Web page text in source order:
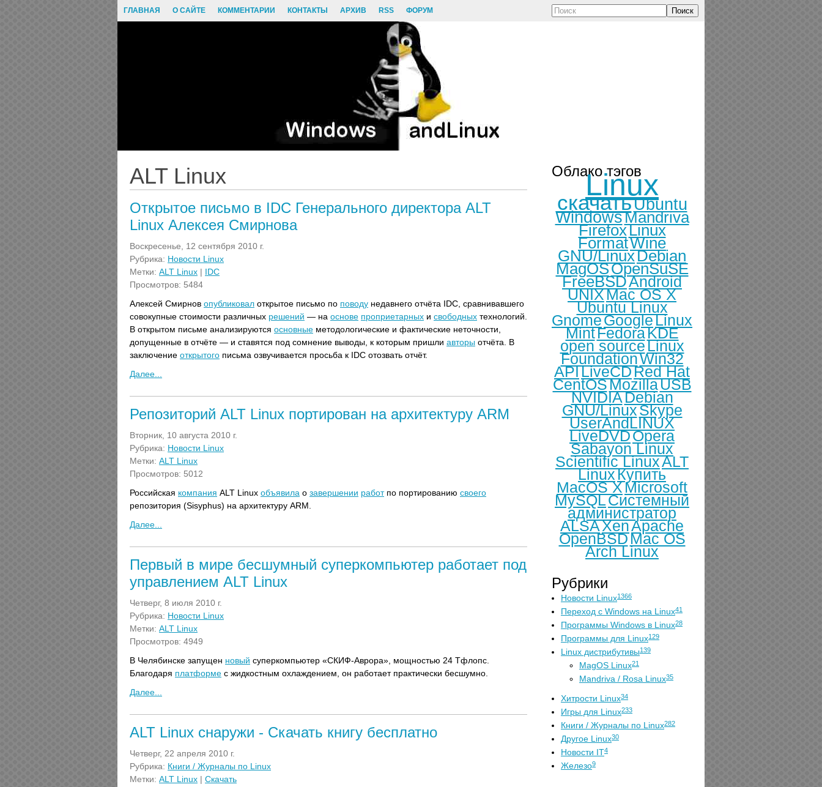
ГЛАВНАЯ О САЙТЕ КОММЕНТАРИИ КОНТАКТЫ АРХИВ RSS ФОРУМ Поиск
ALT Linux
Открытое письмо в IDC Генерального директора ALT
Linux Алексея Смирнова
Воскресенье, 12 сентября 2010 г.
Рубрика: Новости Linux
Метки: ALT Linux | IDC
Просмотров: 5484
Алексей Смирнов опубликовал открытое письмо по поводу недавнего отчёта IDC, сравнивавшего
совокупные стоимости различных решений — на основе проприетарных и свободных технологий.
В открытом письме анализируются основные методологические и фактические неточности,
допущенные в отчёте — и ставятся под сомнение выводы, к которым пришли авторы отчёта. В
заключение открытого письма озвучивается просьба к IDC отозвать отчёт.
Далее...
Репозиторий ALT Linux портирован на архитектуру ARM
Вторник, 10 августа 2010 г.
Рубрика: Новости Linux
Метки: ALT Linux
Просмотров: 5012
Российская компания ALT Linux объявила о завершении работпо портированию своего
репозитория (Sisyphus) на архитектуру ARM.
Далее...
Первый в мире бесшумный суперкомпьютер работает под
управлением ALT Linux
Четверг, 8 июля 2010 г.
Рубрика: Новости Linux
Метки: ALT Linux
Просмотров: 4949
В Челябинске запущен новый суперкомпьютер «СКИФ-Аврора», мощностью 24 Тфлопс.
Благодаря платформе с жидкостным охлаждением, он работает практически бесшумно.
Далее...
ALT Linux снаружи - Скачать книгу бесплатно
Четверг, 22 апреля 2010 г.
Рубрика: Книги / Журналы по Linux
Метки: ALT Linux | Скачать
Облако тэгов
Linux
скачатьUbuntu
WindowsMandriva
FirefoxLinux
FormatWine
GNU/LinuxDebian
MagOSOpenSuSE
FreeBSDAndroid
UNIXMac OS X
Ubuntu Linux
GnomeGoogleLinux
MintFedoraKDE
open sourceLinux
FoundationWin32
APILiveCDRed Hat
CentOSMozillaUSB
NVIDIADebian
GNU/LinuxSkype
UserAndLINUX
LiveDVDOpera
Sabayon Linux
Scientific LinuxALT
LinuxКупить
MacOS XMicrosoft
MySQLСистемный
администратор
ALSAXenApache
OpenBSD Mac OS
Arch Linux
Рубрики
Новости Linux1366
Переход с Windows на Linux41
Программы Windows в Linux28
Программы для Linux129
Linux дистрибутивы139
MagOS Linux21
Mandriva / Rosa Linux35
Хитрости Linux34
Игры для Linux233
Книги / Журналы по Linux282
Другое Linux30
Новости IT4
Железо9